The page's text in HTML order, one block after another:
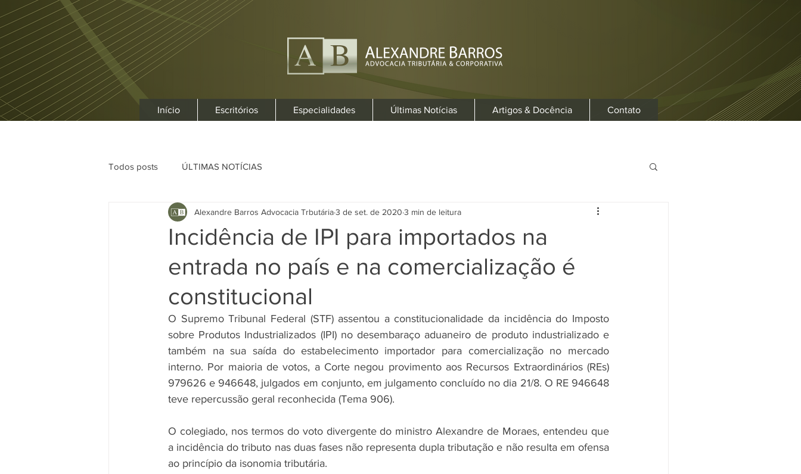
Início Escritórios Especialidades Últimas Notícias Artigos & Docência Contato
Todos posts ÚLTIMAS NOTÍCIAS
Incidência de IPI para importados na
entrada no país e na comercialização é
constitucional
Alexandre Barros Advocacia Trbutária3 de set. de 2020 3 min de leitura
O Supremo Tribunal Federal (STF) assentou a constitucionalidade da incidência do Imposto
sobre Produtos Industrializados (IPI) no desembaraço aduaneiro de produto industrializado e
também na sua saída do estabelecimento importador para comercialização no mercado
interno. Por maioria de votos, a Corte negou provimento aos Recursos Extraordinários (REs)
979626 e 946648, julgados em conjunto, em julgamento concluído no dia 21/8. O RE 946648
teve repercussão geral reconhecida (Tema 906).
O colegiado, nos termos do voto divergente do ministro Alexandre de Moraes, entendeu que
a incidência do tributo nas duas fases não representa dupla tributação e não resulta em ofensa
ao princípio da isonomia tributária.